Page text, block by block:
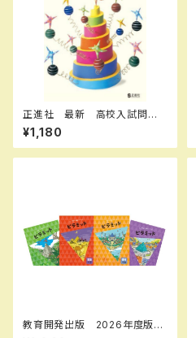
正進社 最新 高校入試問題
集 理科 2027年春受験用
新品完全セット ISBN： ISBN
-10： SKU：004000590
¥1,180
教育開発出版 2026年度版